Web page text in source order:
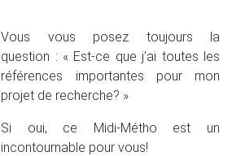
Vous vous posez toujours la
question : « Est-ce que j’ai toutes les
références importantes pour mon
projet de recherche? »
Si oui, ce Midi-Métho est un
incontournable pour vous!